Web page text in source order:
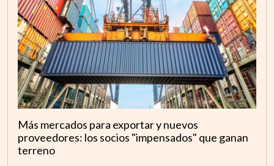
Más mercados para exportar y nuevos
proveedores: los socios "impensados" que ganan
terreno